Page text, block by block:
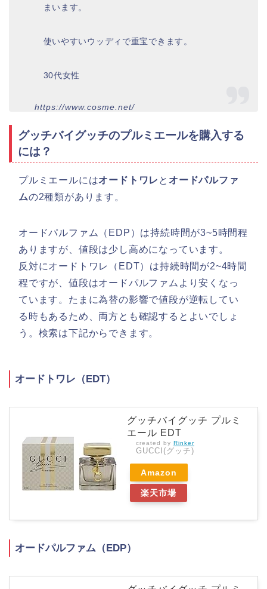
まいます。
使いやすいウッディで重宝できます。
30代女性
https://www.cosme.net/
グッチバイグッチのプルミエールを購入する
には？
プルミエールにはオードトワレ と オードパルファ
ムの2種類があります。
オードパルファム（EDP）は持続時間が3~5時間程
ありますが、値段は少し高めになっています。
反対にオードトワレ（EDT）は持続時間が2~4時間
程ですが、値段はオードパルファムより安くなっ
ています。たまに為替の影響で値段が逆転してい
る時もあるため、両方とも確認するとよいでしょ
う。検索は下記からできます。
オードトワレ（EDT）
グッチバイグッチ プルミ
エール EDT
created by Rinker
GUCCI(グッチ)
Amazon
楽天市場
オードパルファム（EDP）